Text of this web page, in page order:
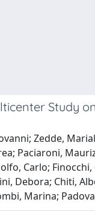
Study
Zedde,
Paciaroni,
Carlo;
Debora; Chiti,
Marina;